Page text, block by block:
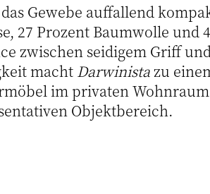
Gewebe auffallend
27 Prozent Baumwolle und
zwischen seidigem Griff
macht Darwinistazu
im privaten
Objektbereich.